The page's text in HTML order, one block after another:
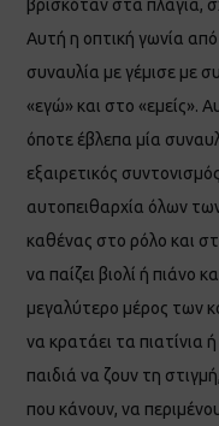
βρισκόταν στα πλάγια,
Αυτή η οπτική γωνία
συναυλία με γέμισε με
«εγώ» και στο «εμείς».
όποτε έβλεπα μία
εξαιρετικός
αυτοπειθαρχία όλων
καθένας στο ρόλο και
να παίζει βιολί ή πιάνο
μεγαλύτερο μέρος των
να κρατάει τα πιατίνια
παιδιά να ζουν τη
που κάνουν, να